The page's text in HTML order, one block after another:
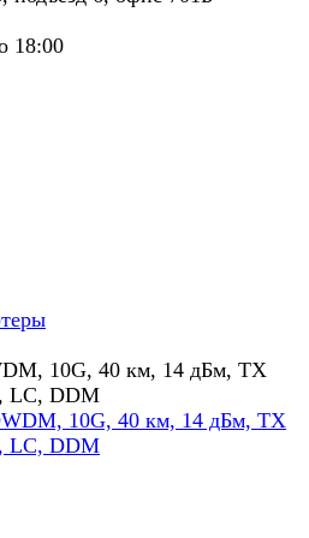
18:00
10G, 40 км, 14 дБм, TX
LC, DDM